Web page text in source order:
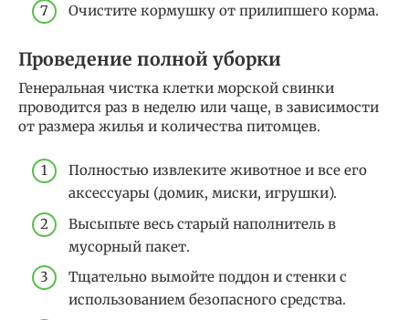
Очистите кормушку от прилипшего корма.
Проведение полной уборки
Генеральная чистка клетки морской свинки
проводится раз в неделю или чаще, в зависимости
от размера жилья и количества питомцев.
Полностью извлеките животное и все его
аксессуары (домик, миски, игрушки).
Высыпьте весь старый наполнитель в
мусорный пакет.
Тщательно вымойте поддон и стенки с
использованием безопасного средства.